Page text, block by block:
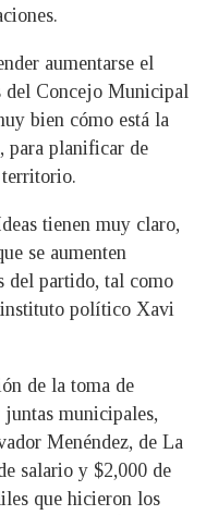
aumentarse el
del Concejo Municipal
bien cómo está la
para planificar de
territorio.
tienen muy claro,
se aumenten
del partido, tal como
político Xavi
de la toma de
juntas municipales,
Menéndez, de La
salario y $2,000 de
que hicieron los